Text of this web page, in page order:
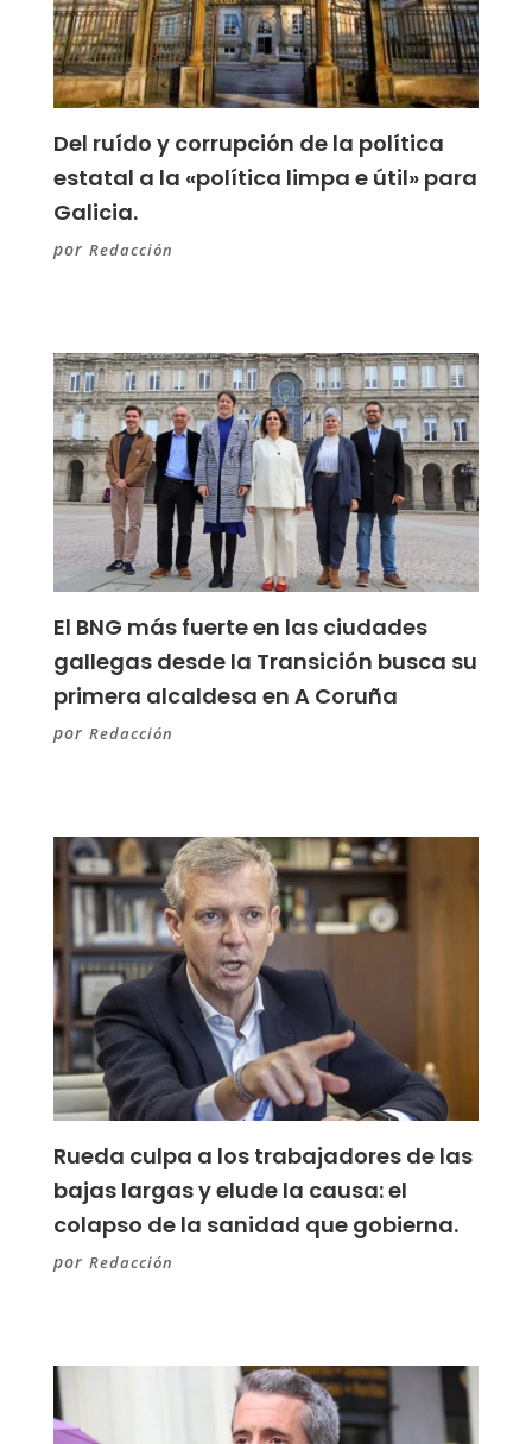
Del ruído y corrupción de la política
estatal a la «política limpa e útil» para
Galicia.
por Redacción
El BNG más fuerte en las ciudades
gallegas desde la Transición busca su
primera alcaldesa en A Coruña
por Redacción
Rueda culpa a los trabajadores de las
bajas largas y elude la causa: el
colapso de la sanidad que gobierna.
por Redacción